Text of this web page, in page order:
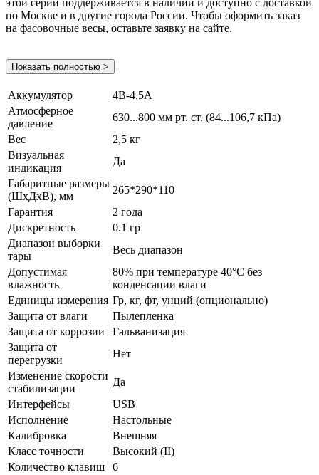
по Москве и в другие города России. Чтобы оформить заказ
на фасовочные весы, оставьте заявку на сайте.
Показать полностью >
Аккумулятор
4В-4,5А
Атмосферное
давление
630...800 мм рт. ст. (84...106,7 кПа)
Вес
2,5 кг
Визуальная
индикация
Да
Габаритные размеры
(ШхДхВ), мм
265*290*110
Гарантия
2 года
Дискретность
0.1 гр
Диапазон выборки
тары
Весь диапазон
Допустимая
влажность
80% при температуре 40°С без
конденсации влаги
Единицы измерения Гр, кг, фт, унций (опционально)
Защита от влаги
Пылепленка
Защита от коррозии
Гальванизация
Защита от
перегрузки
Нет
Изменение скорости
стабилизации
Да
Интерфейсы
USB
Исполнение
Настольные
Калибровка
Внешняя
Класс точности
Высокий (II)
Количество клавиш
6